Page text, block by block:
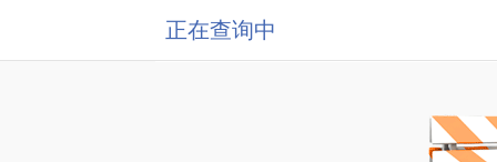
正在查询中